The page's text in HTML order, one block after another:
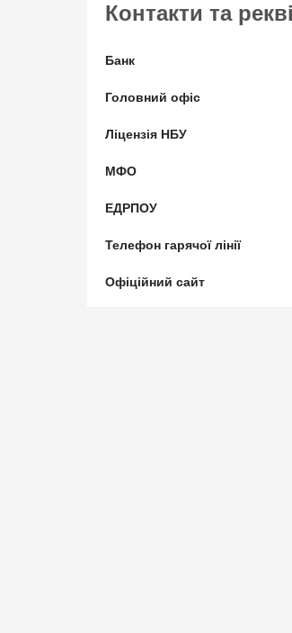
Контакти та
Банк
Головний офіс
Ліцензія НБУ
МФО
ЕДРПОУ
Телефон гарячої лінії
Офіційний сайт